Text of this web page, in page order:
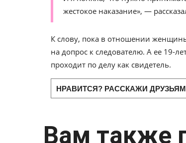
жестокое наказание», —
К слову, пока в отношении
на допрос к следователю. А ее 19-
проходит по делу как свидетель.
НРАВИТСЯ? РАССКАЖИ
Вам также